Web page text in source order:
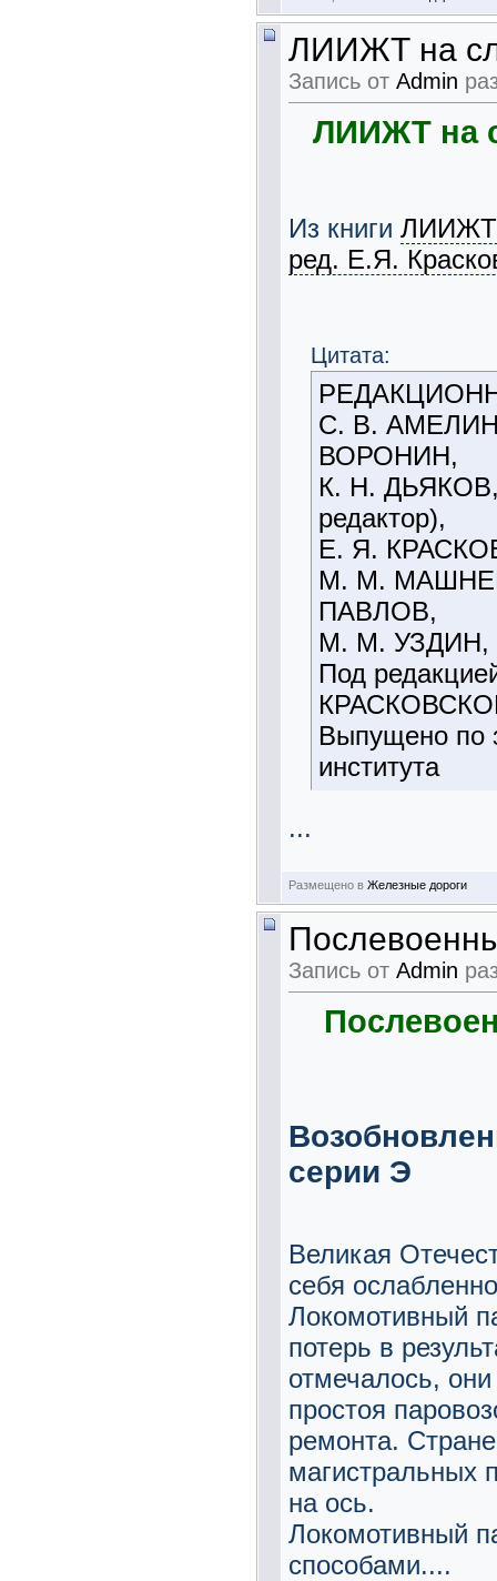
ЛИИЖТ на
Запись от Admin
ЛИИЖТ на
Из книги ЛИИЖТ
ред. Е.Я.
Цитата:
С. В.
ВОРОНИН,
К. Н.
редактор),
Е. Я.
М. М.
ПАВЛОВ,
М. М.
Под
Выпущено по
института
...
Размещено в Железные дороги
Запись от Admin
серии Э
Великая
себя
Локомотивный
потерь в
отмечалось,
простоя
ремонта.
магистральных
на ось.
Локомотивный
способами....